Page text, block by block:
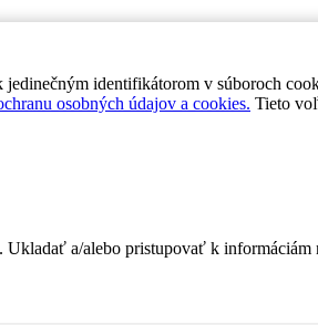
identifikátorom v súboroch
osobných údajov a cookies. Tieto
a/alebo pristupovať k informáciám